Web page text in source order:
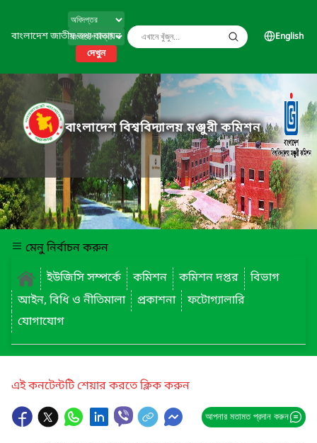
বাংলাদেশ জাতীয় তথ্য বাতায়ন
দেখুন
English
বাংলাদেশ বিশ্ববিদ্যালয় মঞ্জুরী কমিশন
মেনু নির্বাচন করুন
ইউজিসি সম্পর্কে
কমিশন কমিশন দপ্তর
বিভাগ
আইন, বিধি ও নীতিমালা
প্রকাশনা
ফটোগ্যালারি
যোগাযোগ
এই কনটেন্টটি শেয়ার করতে ক্লিক করুন
আপনার মতামত প্রদান করুন